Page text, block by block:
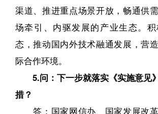
渠道、推进重点场景开放，畅通供
场牵引、内驱发展的产业生态。
态，推动国内外技术融通发展，营
际合作环境。
5.问：下一步就落实《实施意见
措？
答：国家网信办、国家发展改